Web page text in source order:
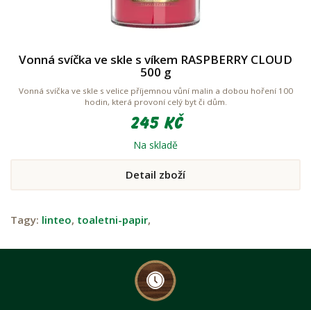
Vonná svíčka ve skle s víkem RASPBERRY CLOUD
500 g
Vonná svíčka ve skle s velice příjemnou vůní malin a dobou hoření 100
hodin, která provoní celý byt či dům.
245 Kč
Na skladě
Detail zboží
Tagy: linteo, toaletni-papir,